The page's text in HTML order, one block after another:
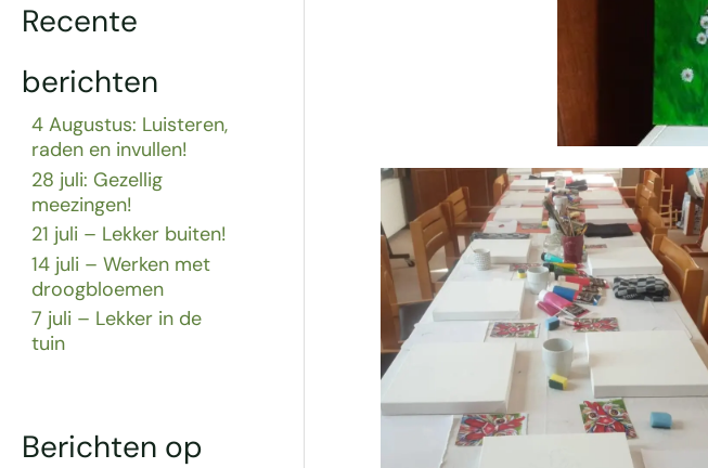
Recente
berichten
4 Augustus: Luisteren,
raden en invullen!
28 juli: Gezellig
meezingen!
21 juli – Lekker buiten!
14 juli – Werken met
droogbloemen
7 juli – Lekker in de
tuin
Berichten op